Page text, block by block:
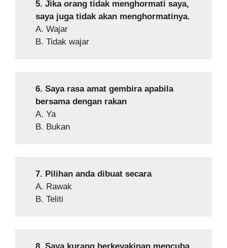
5. Jika orang tidak menghormati saya,
saya juga tidak akan menghormatinya.
A. Wajar
B. Tidak wajar
6. Saya rasa amat gembira apabila
bersama dengan rakan
A. Ya
B. Bukan
7. Pilihan anda dibuat secara
A. Rawak
B. Teliti